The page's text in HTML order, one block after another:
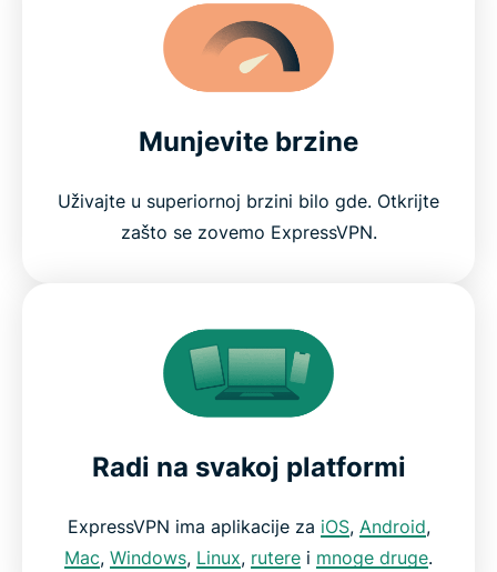
Munjevite brzine
Uživajte u superiornoj brzini bilo gde. Otkrijte
zašto se zovemo ExpressVPN.
Radi na svakoj platformi
ExpressVPN ima aplikacije za iOS, Android,
Mac, Windows, Linux, rutere i mnoge druge.